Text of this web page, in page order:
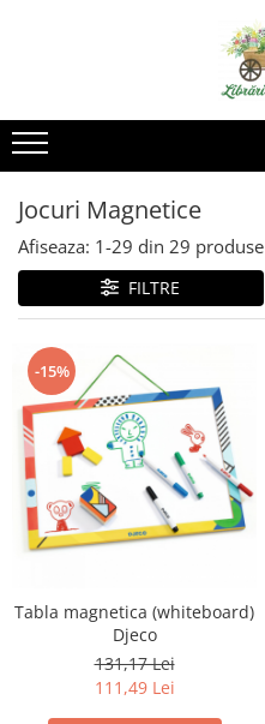
Jocuri Magnetice
Afiseaza: 1-29 din 29 produse
FILTRE
-15%
Tabla magnetica (whiteboard)
Djeco
131,17 Lei
111,49 Lei